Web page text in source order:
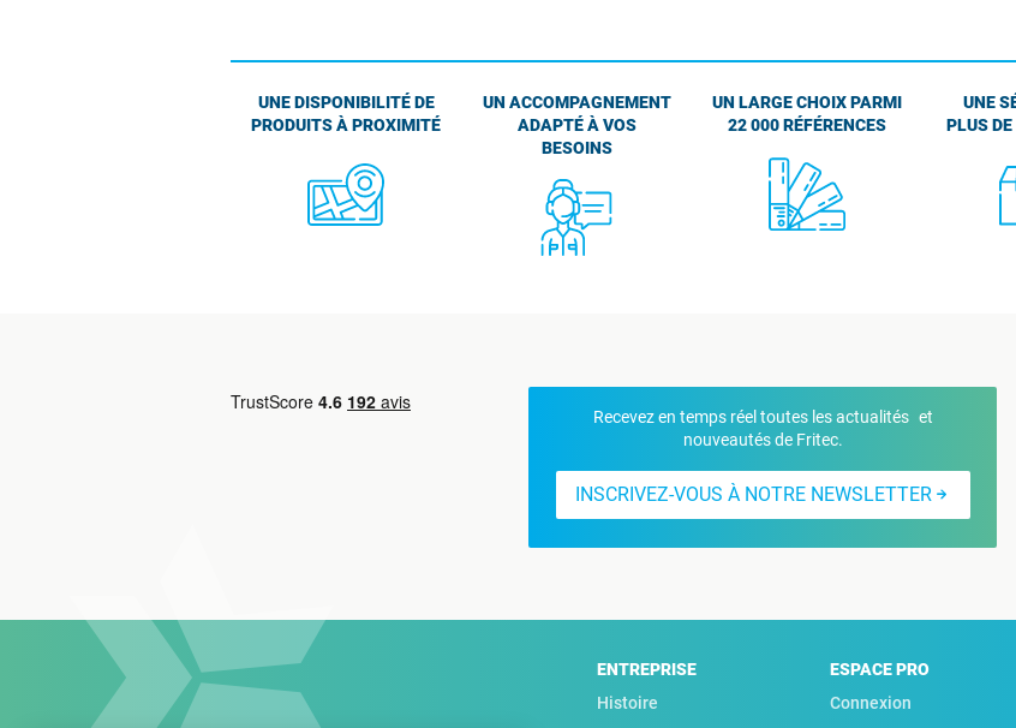
UNE DISPONIBILITÉ DE
PRODUITS À PROXIMITÉ
UN ACCOMPAGNEMENT
ADAPTÉ À VOS
BESOINS
UN LARGE CHOIX PARMI
22 000 RÉFÉRENCES
UNE
PLUS
Recevez en temps réel toutes les actualités et
nouveautés de Fritec.
INSCRIVEZ-VOUS À NOTRE NEWSLETTER
ENTREPRISE
Histoire
ESPACE PRO
Connexion